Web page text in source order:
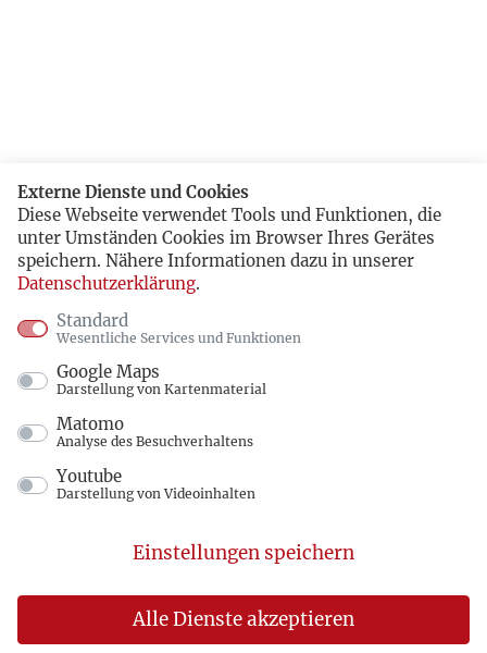
Externe Dienste und Cookies
Diese Webseite verwendet Tools und Funktionen, die
unter Umständen Cookies im Browser Ihres Gerätes
speichern. Nähere Informationen dazu in unserer
Datenschutzerklärung.
Standard
Wesentliche Services und Funktionen
Google Maps
Darstellung von Kartenmaterial
Matomo
Analyse des Besuchverhaltens
Youtube
Darstellung von Videoinhalten
Alle Dienste akzeptieren
Einstellungen speichern